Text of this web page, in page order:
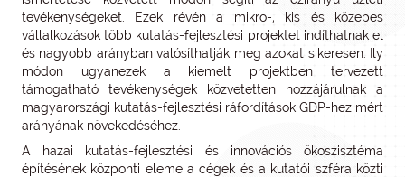
tevékenységeket. Ezek révén a mikro-, kis és közepes
vállalkozások több kutatás-fejlesztési projektet indíthatnak el
és nagyobb arányban valósíthatják meg azokat sikeresen. Ily
módon ugyanezek a kiemelt projektben tervezett
támogatható tevékenységek közvetetten hozzájárulnak a
magyarországi kutatás-fejlesztési ráfordítások GDP-hez mért
arányának növekedéséhez.
A hazai kutatás-fejlesztési és innovációs ökoszisztéma
építésének központi eleme a cégek és a kutatói szféra közti